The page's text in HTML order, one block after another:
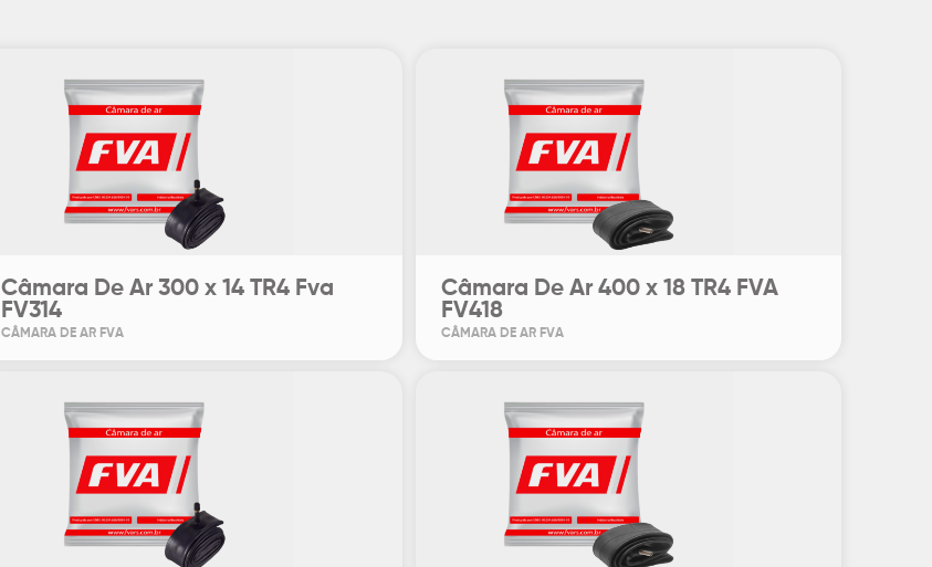
Câmara De Ar 300 x 14 TR4 Fva
FV314
CÂMARA DE AR FVA
Câmara De Ar 400 x 18 TR4 FVA
FV418
CÂMARA DE AR FVA